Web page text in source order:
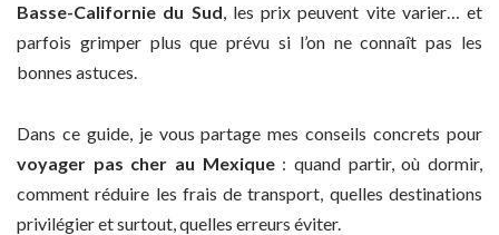
Basse-Californie du Sud, les prix peuvent vite varier… et
parfois grimper plus que prévu si l’on ne connaît pas les
bonnes astuces.
Dans ce guide, je vous partage mes conseils concrets pour
voyager pas cher au Mexique: quand partir, où dormir,
comment réduire les frais de transport, quelles destinations
privilégier et surtout, quelles erreurs éviter.